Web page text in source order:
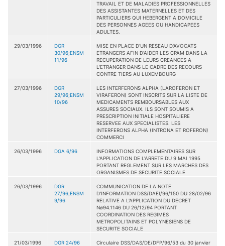
TRAVAIL ET DE MALADIES PROFESSIONNELLES
DES ASSISTANTES MATERNELLES ET DES
PARTICULIERS QUI HEBERGENT A DOMICILE
DES PERSONNES AGEES OU HANDICAPEES
ADULTES.
29/03/1996
DGR
30/96;ENSM
11/96
MISE EN PLACE D'UN RESEAU D'AVOCATS
ETRANGERS AFIN D'AIDER LES CPAM DANS LA
RECUPERATION DE LEURS CREANCES A
L'ETRANGER DANS LE CADRE DES RECOURS
CONTRE TIERS AU LUXEMBOURG
27/03/1996
DGR
29/96;ENSM
10/96
LES INTERFERONS ALPHA (LAROFERON ET
VIRAFERON) SONT INSCRITS SUR LA LISTE DE
MEDICAMENTS REMBOURSABLES AUX
ASSURES SOCIAUX. ILS SONT SOUMIS A
PRESCRIPTION INITIALE HOSPITALIERE
RESERVEE AUX SPECIALISTES. LES
INTERFERONS ALPHA (INTRONA ET ROFERON)
COMMERCI
26/03/1996 DGA 6/96
INFORMATIONS COMPLEMENTAIRES SUR
L'APPLICATION DE L'ARRETE DU 9 MAI 1995
PORTANT REGLEMENT SUR LES MARCHES DES
ORGANISMES DE SECURITE SOCIALE
26/03/1996
DGR
27/96;ENSM
9/96
COMMUNICATION DE LA NOTE
D'INFORMATION DSS/DAEI/96/150 DU 28/02/96
RELATIVE A L'APPLICATION DU DECRET
Nø94.1146 DU 26/12/94 PORTANT
COORDINATION DES REGIMES
METROPOLITAINS ET POLYNESIENS DE
SECURITE SOCIALE
21/03/1996 DGR 24/96
Circulaire DSS/DAS/DE/DFP/96/53 du 30 janvier